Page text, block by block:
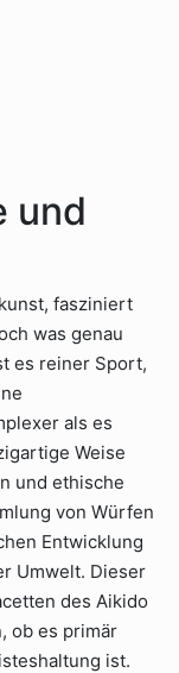
und
fasziniert
was genau
es reiner Sport,
als es
Weise
und ethische
von Würfen
Entwicklung
Umwelt. Dieser
des Aikido
ob es primär
ist.